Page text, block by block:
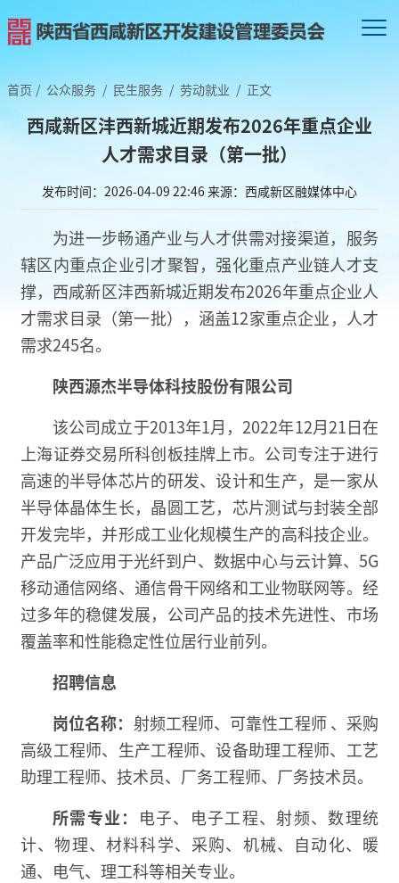
首页 / 公众服务 / 民生服务 / 劳动就业 / 正文
西咸新区沣西新城近期发布2026年重点企业
人才需求目录（第一批）
发布时间：2026-04-09 22:46来源：西咸新区融媒体中心
为进一步畅通产业与人才供需对接渠道，服务
辖区内重点企业引才聚智，强化重点产业链人才支
撑，西咸新区沣西新城近期发布2026年重点企业人
才需求目录（第一批），涵盖12家重点企业，人才
需求245名。
陕西源杰半导体科技股份有限公司
该公司成立于2013年1月，2022年12月21日在
上海证券交易所科创板挂牌上市。公司专注于进行
高速的半导体芯片的研发、设计和生产，是一家从
半导体晶体生长，晶圆工艺，芯片测试与封装全部
开发完毕，并形成工业化规模生产的高科技企业。
产品广泛应用于光纤到户、数据中心与云计算、5G
移动通信网络、通信骨干网络和工业物联网等。经
过多年的稳健发展，公司产品的技术先进性、市场
覆盖率和性能稳定性位居行业前列。
招聘信息
岗位名称： 射频工程师、可靠性工程师 、采购
高级工程师、生产工程师、设备助理工程师、工艺
助理工程师、技术员、厂务工程师、厂务技术员。
所需专业： 电子、电子工程、射频、数理统
计、物理、材料科学、采购、机械、自动化、暖
通、电气、理工科等相关专业。